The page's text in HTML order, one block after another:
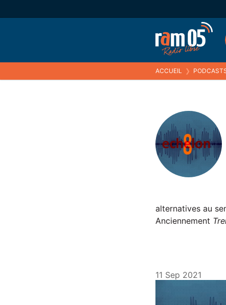
ACCUEIL ❯
alternatives au
Anciennement
11 Sep 2021